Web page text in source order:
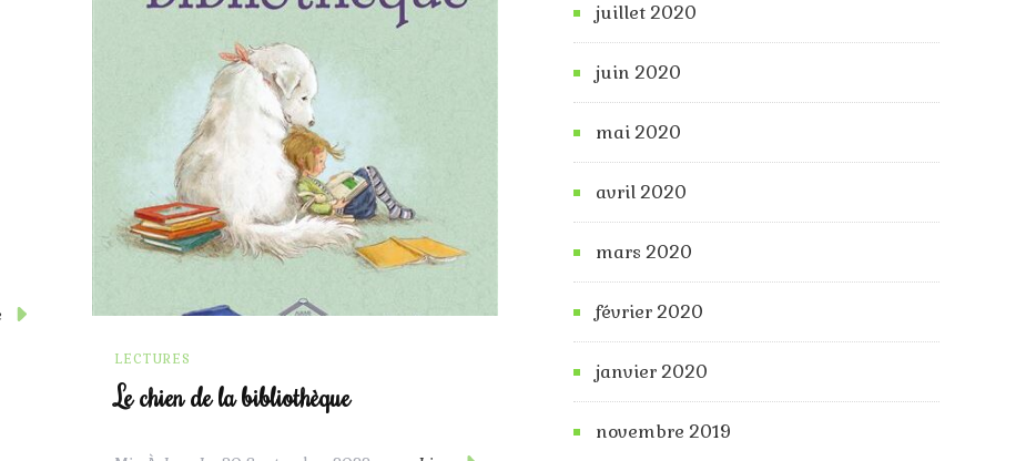
LECTURES
Le chien de la bibliothèque
juillet 2020
juin 2020
mai 2020
avril 2020
mars 2020
février 2020
janvier 2020
novembre 2019